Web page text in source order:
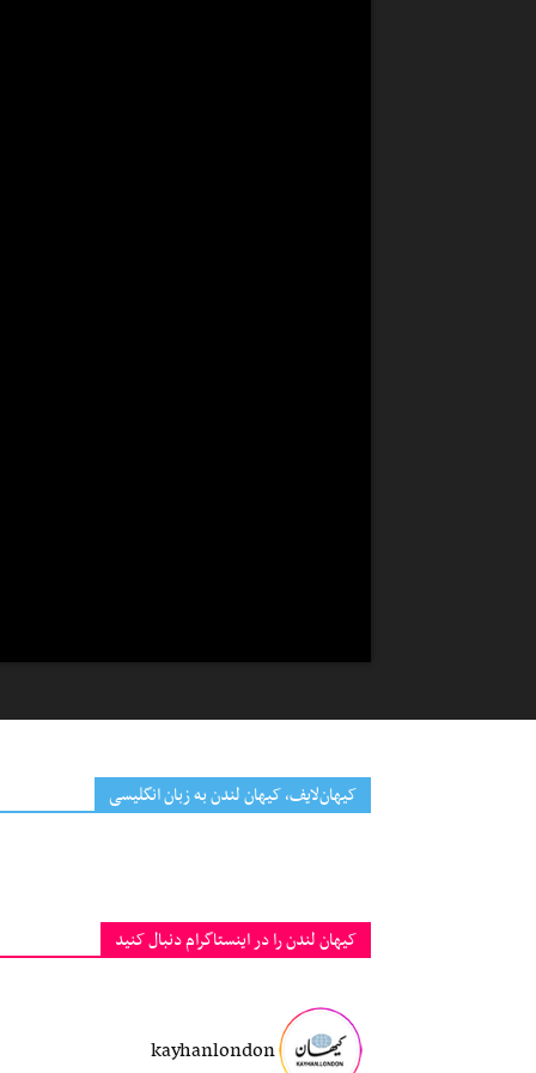
کیهان‌لایف، کیهان لندن به زبان انگلیسی
کیهان لندن را در اینستاگرام دنبال کنید
kayhanlondon